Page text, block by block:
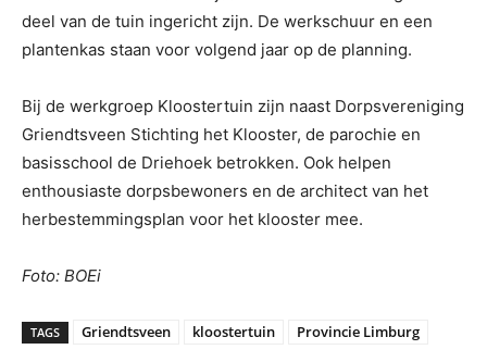
deel van de tuin ingericht zijn. De werkschuur en een
plantenkas staan voor volgend jaar op de planning.
Bij de werkgroep Kloostertuin zijn naast Dorpsvereniging
Griendtsveen Stichting het Klooster, de parochie en
basisschool de Driehoek betrokken. Ook helpen
enthousiaste dorpsbewoners en de architect van het
herbestemmingsplan voor het klooster mee.
Foto: BOEi
TAGS Griendtsveen kloostertuin Provincie Limburg